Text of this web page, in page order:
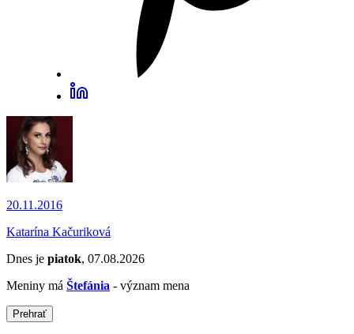
20.11.2016
Katarína Kačuriková
Dnes je piatok, 07.08.2026
Meniny má Štefánia - význam mena
Prehrať